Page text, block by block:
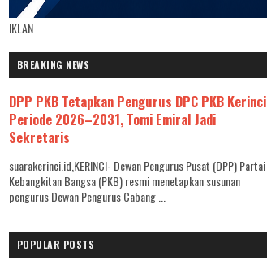
IKLAN
BREAKING NEWS
DPP PKB Tetapkan Pengurus DPC PKB Kerinci
Periode 2026–2031, Tomi Emiral Jadi
Sekretaris
suarakerinci.id,KERINCI- Dewan Pengurus Pusat (DPP) Partai
Kebangkitan Bangsa (PKB) resmi menetapkan susunan
pengurus Dewan Pengurus Cabang ...
POPULAR POSTS